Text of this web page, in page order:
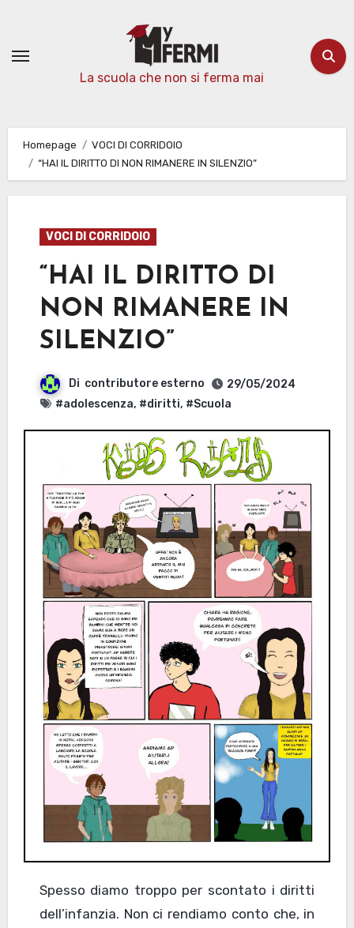
contenuto
La scuola che non si ferma mai
Homepage
VOCI DI CORRIDOIO
“HAI IL DIRITTO DI NON RIMANERE IN SILENZIO”
VOCI DI CORRIDOIO
“HAI IL DIRITTO DI
NON RIMANERE IN
SILENZIO”
Di contributore esterno
29/05/2024
#adolescenza, #diritti, #Scuola
Spesso diamo troppo per scontato i diritti
dell’infanzia. Non ci rendiamo conto che, in